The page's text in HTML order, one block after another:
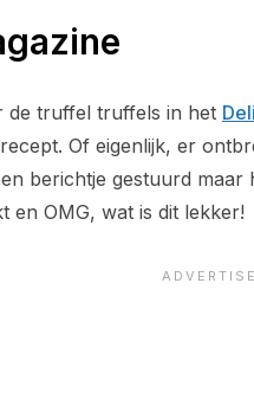
de truffel truffels in het
Of eigenlijk, er
berichtje gestuurd
en OMG, wat is dit lekker!